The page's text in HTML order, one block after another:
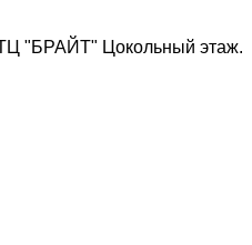
"БРАЙТ" Цокольный этаж.